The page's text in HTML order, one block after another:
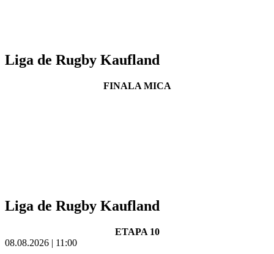
Liga de Rugby Kaufland
FINALA MICA
Liga de Rugby Kaufland
ETAPA 10
08.08.2026 | 11:00